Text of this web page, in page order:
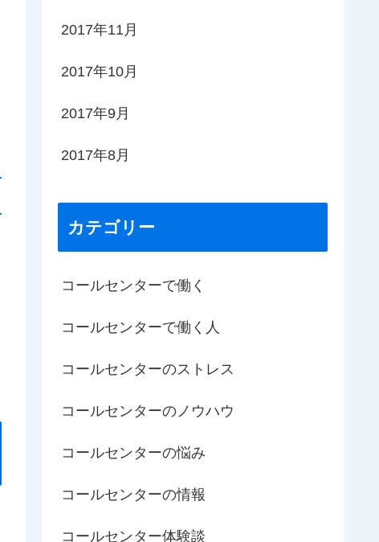
2017年11月
2017年10月
2017年9月
2017年8月
カテゴリー
コールセンターで働く
コールセンターで働く人
コールセンターのストレス
コールセンターのノウハウ
コールセンターの悩み
コールセンターの情報
コールセンター体験談